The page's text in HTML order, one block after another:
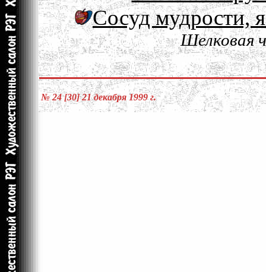
Сосуд мудрости,
Шелковая
№ 24 [30] 21 декабря 1999 г.